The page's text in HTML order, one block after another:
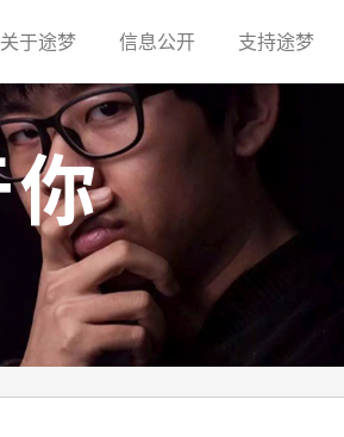
关于途梦(current)信息公开(current)支持途梦
你